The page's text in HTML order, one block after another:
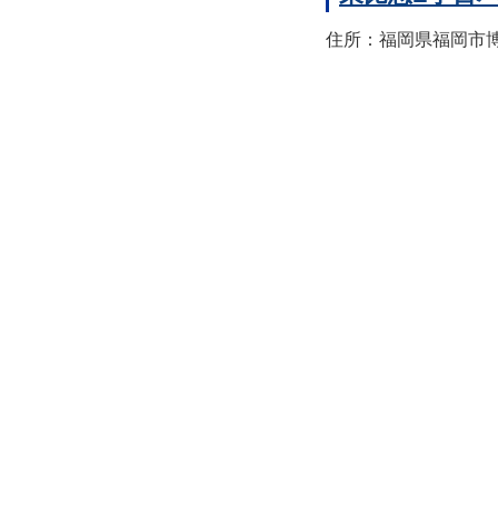
住所：福岡県福岡市